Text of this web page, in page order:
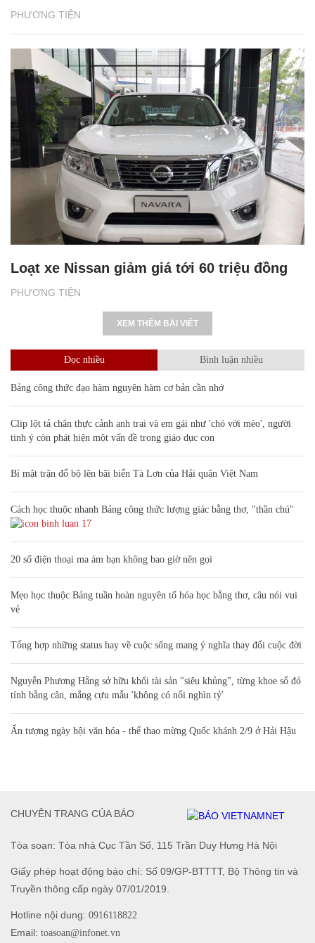
PHƯƠNG TIỆN
PHƯƠNG TIỆN
Loạt xe Nissan giảm giá tới 60 triệu đồng
XEM THÊM BÀI VIẾT
Đọc nhiều Bình luận nhiều
Bảng công thức đạo hàm nguyên hàm cơ bản cần nhớ
Clip lột tả chân thực cảnh anh trai và em gái như 'chó với mèo', người
tinh ý còn phát hiện một vấn đề trong giáo dục con
Bí mật trận đổ bộ lên bãi biển Tà Lơn của Hải quân Việt Nam
Cách học thuộc nhanh Bảng công thức lượng giác bằng thơ, "thần chú"
17
20 số điện thoại ma ám bạn không bao giờ nên gọi
Mẹo học thuộc Bảng tuần hoàn nguyên tố hóa học bằng thơ, câu nói vui
vẻ
Tổng hợp những status hay về cuộc sống mang ý nghĩa thay đổi cuộc đời
Nguyễn Phương Hằng sở hữu khối tài sản "siêu khủng", từng khoe sổ đỏ
tính bằng cân, mắng cựu mẫu 'không có nổi nghìn tỷ'
Ấn tượng ngày hội văn hóa - thể thao mừng Quốc khánh 2/9 ở Hải Hậu
Tòa soạn: Tòa nhà Cục Tần Số, 115 Trần Duy Hưng Hà Nội
Giấy phép hoạt động báo chí: Số 09/GP-BTTTT, Bộ Thông tin và
Truyền thông cấp ngày 07/01/2019.
Hotline nội dung: 0916118822
Email: toasoan@infonet.vn
CHUYÊN TRANG CỦA BÁO